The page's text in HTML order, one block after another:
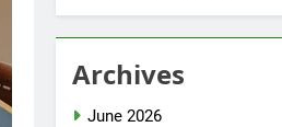
Archives
June 2026